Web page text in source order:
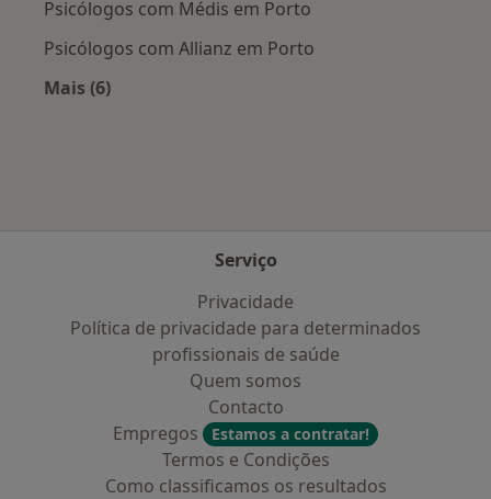
Psicólogos com Médis em Porto
Psicólogos com Allianz em Porto
Mais (6)
Serviço
Privacidade
Política de privacidade para determinados
profissionais de saúde
Quem somos
Contacto
Empregos
Estamos a contratar!
Termos e Condições
Como classificamos os resultados